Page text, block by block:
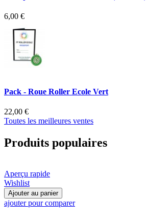
6,00 €
Pack - Roue Roller Ecole Vert
22,00 €
Toutes les meilleures ventes
Produits populaires
Aperçu rapide
Wishlist
Ajouter au panier
ajouter pour comparer